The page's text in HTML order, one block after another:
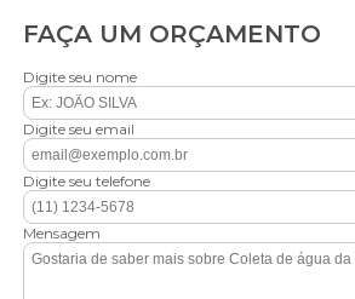
FAÇA UM ORÇAMENTO
Digite seu nome
Digite seu email
Digite seu telefone
Mensagem